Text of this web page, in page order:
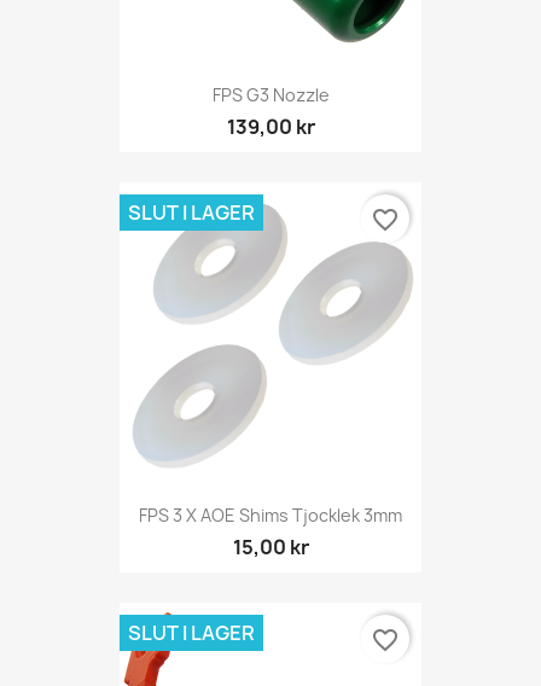
FPS G3 Nozzle
139,00 kr
FPS 3 X AOE Shims Tjocklek 3mm
15,00 kr
SLUT I LAGER favorite_border
SLUT I LAGER favorite_border